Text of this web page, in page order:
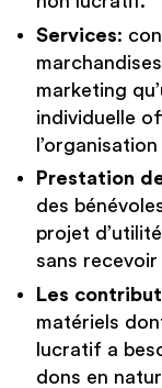
Services:
marketing
individuelle
Prestation
des
projet
sans
Les
matériels
lucratif a
dons en